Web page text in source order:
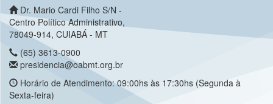
Dr. Mario Cardi Filho S/N -
Centro Político Administrativo,
78049-914, CUIABÁ - MT
(65) 3613-0900
presidencia@oabmt.org.br
Horário de Atendimento: 09:00hs às 17:30hs (Segunda à
Sexta-feira)